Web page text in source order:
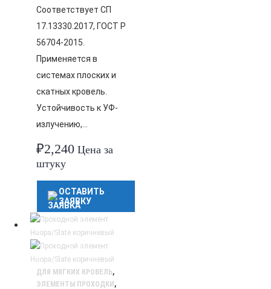
Соответствует СП
17.13330.2017, ГОСТ Р
56704-2015.
Применяется в
системах плоских и
скатных кровель.
Устойчивость к УФ-
излучению,…
₽2,240 Цена за
штуку
ОСТАВИТЬ
ЗАЯВКУ
ДЛЯ МЯГКИХ КРОВЕЛЬ,
ЭЛЕМЕНТЫ ПРОХОДКИ ,